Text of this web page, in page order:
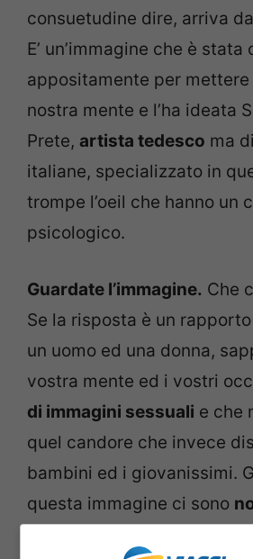
consuetudine dire, arriva
E’ un’immagine che è stata
appositamente per mettere
nostra mente e l’ha ideata
Prete, artista tedesco ma
italiane, specializzato in
trompe l’oeil che hanno un
psicologico.
Guardate l’immagine. Che
Se la risposta è un
un uomo ed una donna,
vostra mente ed i vostri
di immagini sessuali e che
quel candore che invece
bambini ed i giovanissimi.
questa immagine ci sono